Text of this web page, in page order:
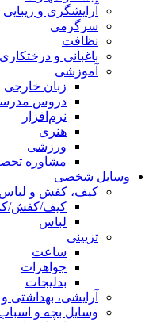
آرایشگری و زیبایی
سرگرمی
نظافت
باغبانی و درختکاری
آموزشی
زبان خارجی
دروس
نرم‌افزار
هنری
ورزشی
مشاوره
وسایل شخصی
کیف، کفش و لباس
کیف/کفش/
لباس
تزیینی
ساعت
جواهرات
بدلیجات
آرایشی، بهداشتی
وسایل بچه و